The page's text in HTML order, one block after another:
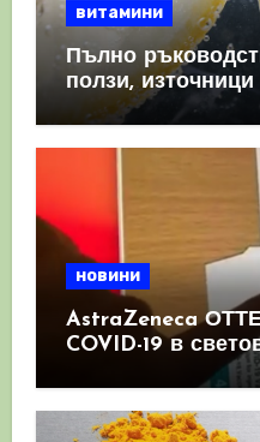
витамини
Пълно
ползи,
имунната
новини
AstraZeneca
COVID-19 в
като призна, че
КРЪВНИ